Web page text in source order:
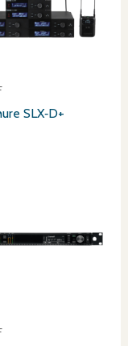
SLX‑D+